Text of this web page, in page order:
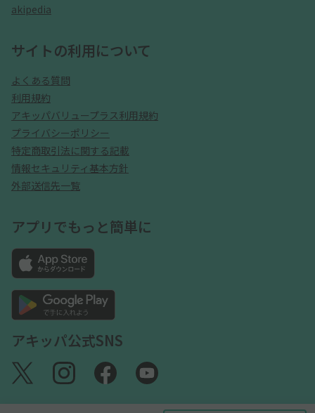
akipedia
サイトの利用について
よくある質問
利用規約
アキッパバリュープラス利用規約
プライバシーポリシー
特定商取引法に関する記載
情報セキュリティ基本方針
外部送信先一覧
アプリでもっと簡単に
アキッパ公式SNS